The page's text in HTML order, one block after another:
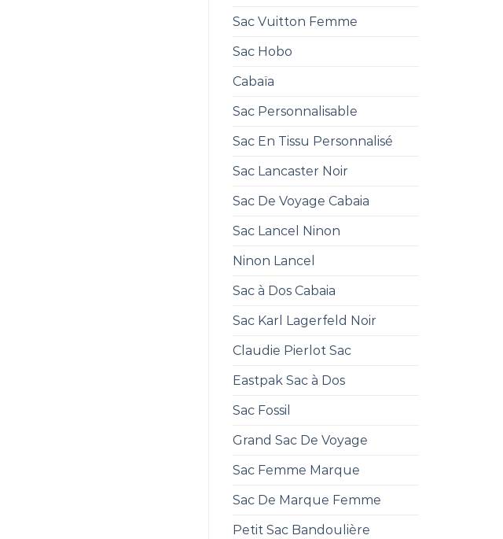
Sac Vuitton Femme
Sac Hobo
Cabaïa
Sac Personnalisable
Sac En Tissu Personnalisé
Sac Lancaster Noir
Sac De Voyage Cabaia
Sac Lancel Ninon
Ninon Lancel
Sac à Dos Cabaia
Sac Karl Lagerfeld Noir
Claudie Pierlot Sac
Eastpak Sac à Dos
Sac Fossil
Grand Sac De Voyage
Sac Femme Marque
Sac De Marque Femme
Petit Sac Bandoulière